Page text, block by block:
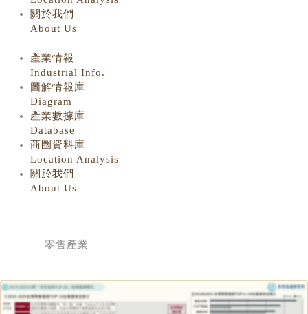
關於我們
About Us
產業情報
Industrial Info.
圖解情報庫
Diagram
產業數據庫
Database
商圈資料庫
Location Analysis
關於我們
About Us
零售產業